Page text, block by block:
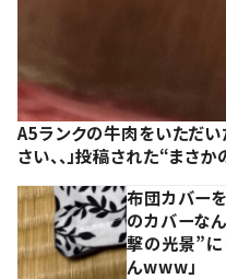
A5ランクの牛肉をいただい
さい、、」投稿された“まさ
布団カバー
のカバーな
撃の光景”に
んwww」